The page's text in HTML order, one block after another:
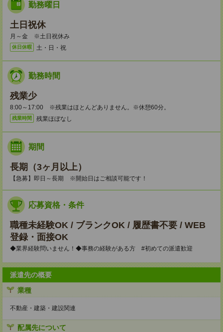
勤務曜日
土日祝休
月～金 ※土日祝休み
休日休暇 土・日・祝
勤務時間
残業少
8:00～17:00 ※残業はほとんどありません。※休憩60分。
残業時間 残業ほぼなし
期間
長期（3ヶ月以上）
【急募】即日～長期 ※開始日はご相談可能です！
応募資格・条件
職種未経験OK / ブランクOK / 履歴書不要 / WEB
登録・面接OK
◆業界経験問いません！◆事務の経験がある方 #初めての派遣歓迎
派遣先の概要
業種
不動産・建築・建設関連
配属先について